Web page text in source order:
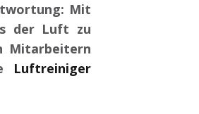
Mit
der Luft zu
Mitarbeitern
Luftreiniger